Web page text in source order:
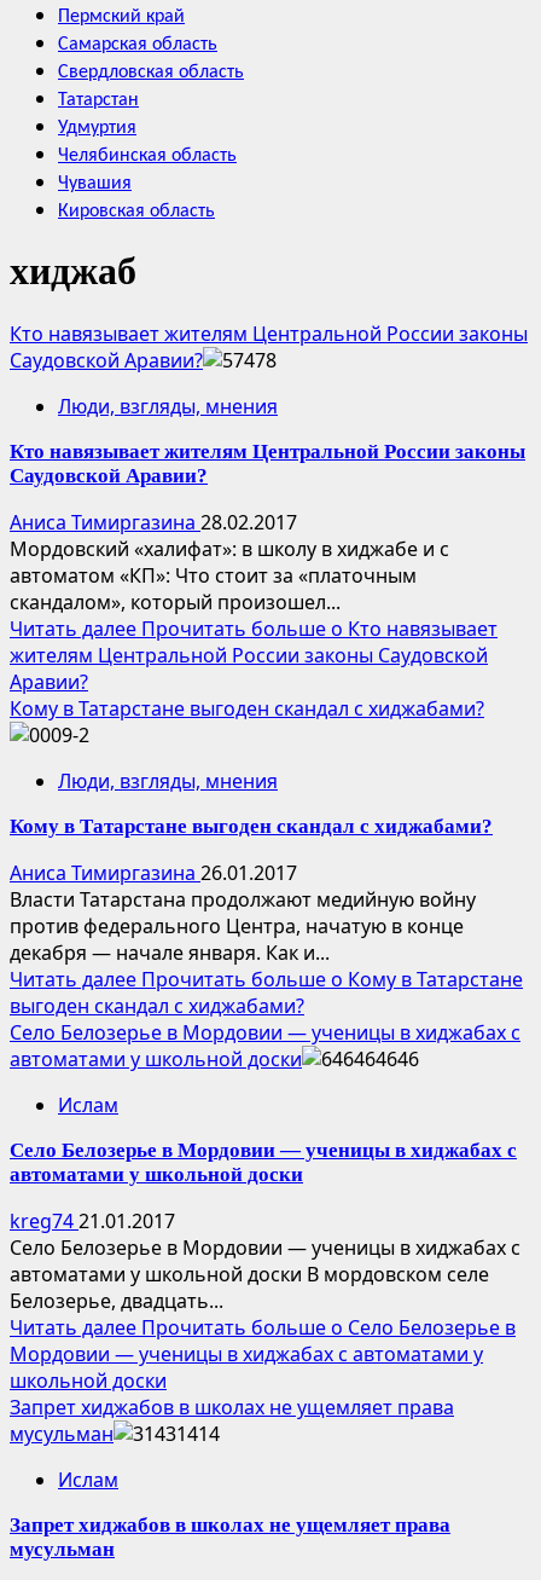
Пермский край
Самарская область
Свердловская область
Татарстан
Удмуртия
Челябинская область
Чувашия
Кировская область
хиджаб
Кто навязывает жителям Центральной России законы
Саудовской Аравии?
Люди, взгляды, мнения
Кто навязывает жителям Центральной России законы
Саудовской Аравии?
Аниса Тимиргазина 28.02.2017
Мордовский «халифат»: в школу в хиджабе и с
автоматом «КП»: Что стоит за «платочным
скандалом», который произошел...
Читать далее Прочитать больше о Кто навязывает
жителям Центральной России законы Саудовской
Аравии?
Кому в Татарстане выгоден скандал с хиджабами?
Люди, взгляды, мнения
Кому в Татарстане выгоден скандал с хиджабами?
Аниса Тимиргазина 26.01.2017
Власти Татарстана продолжают медийную войну
против федерального Центра, начатую в конце
декабря — начале января. Как и...
Читать далее Прочитать больше о Кому в Татарстане
выгоден скандал с хиджабами?
Село Белозерье в Мордовии — ученицы в хиджабах с
автоматами у школьной доски
Ислам
Село Белозерье в Мордовии — ученицы в хиджабах с
автоматами у школьной доски
kreg7421.01.2017
Село Белозерье в Мордовии — ученицы в хиджабах с
автоматами у школьной доски В мордовском селе
Белозерье, двадцать...
Читать далее Прочитать больше о Село Белозерье в
Мордовии — ученицы в хиджабах с автоматами у
школьной доски
Запрет хиджабов в школах не ущемляет права
мусульман
Ислам
Запрет хиджабов в школах не ущемляет права
мусульман